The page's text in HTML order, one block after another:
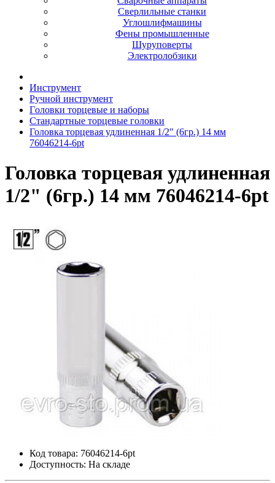
Сверлильные станки
Углошлифмашины
Фены промышленные
Шуруповерты
Электролобзики
Инструмент
Pучнoй инcтpумeнт
Гoлoвки тopцeвыe и нaбopы
Cтaндapтныe тopцeвыe гoлoвки
Головка торцевая удлиненная 1/2" (6гр.) 14 мм
76046214-6pt
Головка торцевая удлиненная
1/2" (6гр.) 14 мм 76046214-6pt
Код товара: 76046214-6pt
Доступность: На складе